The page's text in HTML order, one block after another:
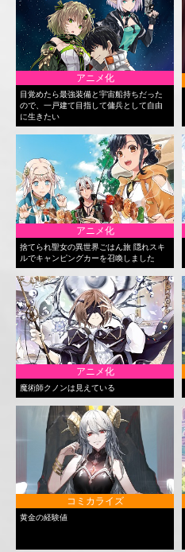
アニメ化
目覚めたら最強装備と宇宙船持ちだった
ので、一戸建て目指して傭兵として自由
に生きたい
アニメ化
捨てられ聖女の異世界ごはん旅 隠れスキ
ルでキャンピングカーを召喚しました
アニメ化
魔術師クノンは見えている
コミカライズ
黄金の経験値